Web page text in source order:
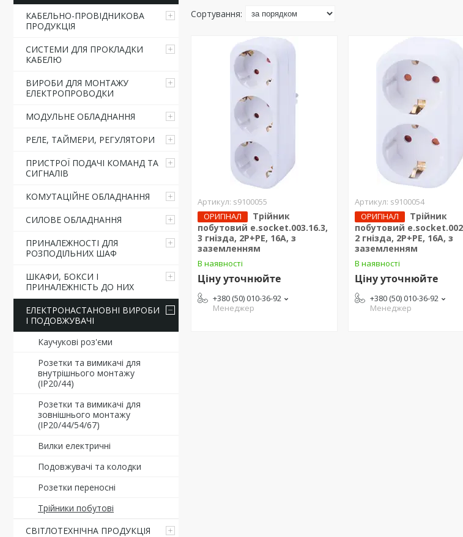
КАБЕЛЬНО-ПРОВІДНИКОВА
ПРОДУКЦІЯ
СИСТЕМИ ДЛЯ ПРОКЛАДКИ
КАБЕЛЮ
ВИРОБИ ДЛЯ МОНТАЖУ
ЕЛЕКТРОПРОВОДКИ
МОДУЛЬНЕ ОБЛАДНАННЯ
РЕЛЕ, ТАЙМЕРИ, РЕГУЛЯТОРИ
ПРИСТРОЇ ПОДАЧІ КОМАНД ТА
СИГНАЛІВ
КОМУТАЦІЙНЕ ОБЛАДНАННЯ
СИЛОВЕ ОБЛАДНАННЯ
ПРИНАЛЕЖНОСТІ ДЛЯ
РОЗПОДІЛЬНИХ ШАФ
ШКАФИ, БОКСИ І
ПРИНАЛЕЖНІСТЬ ДО НИХ
ЕЛЕКТРОНАСТАНОВНІ ВИРОБИ
І ПОДОВЖУВАЧІ
Каучукові роз'єми
Розетки та вимикачі для
внутрішнього монтажу
(ІР20/44)
Розетки та вимикачі для
зовнішнього монтажу
(IP20/44/54/67)
Вилки електричні
Подовжувачі та колодки
Розетки переносні
Трійники побутові
СВІТЛОТЕХНІЧНА ПРОДУКЦІЯ
s9100055
ОРИГІНАЛ
Трійник
побутовий e.socket.003.16.3,
3 гнізда, 2P+PE, 16А, з
заземленням
В наявності
Ціну уточнюйте
+380 (50) 010-36-92
Менеджер
s9100054
ОРИГІНАЛ
Трійник
побутовий
2 гнізда, 2P+PE, 16А, з
заземленням
В наявності
Ціну уточнюйте
+380 (50) 010-36-92
Менеджер